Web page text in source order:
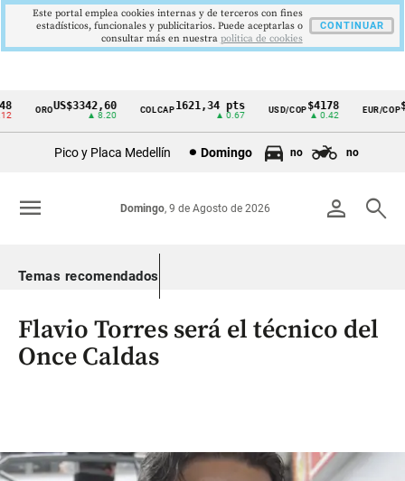
Cintillo
Colombia
OROUS$3342,60
▲ 8.20
COLCAP1621,34 pts
▲ 0.67
USD/COP$4178
▲ 0.42
EUR/COP
Pico y Placa Medellín Domingo no no
person search
Domingo, 9 de Agosto de 2026
menu
Temas recomendados
Flavio Torres será el técnico del
Once Caldas
Este portal emplea cookies internas y de terceros con fines
estadísticos, funcionales y publicitarios. Puede aceptarlas o
consultar más en nuestra politica de cookies
CONTINUAR